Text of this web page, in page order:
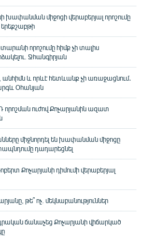
միջոցի վերաբերյալ որոշումը
որոշումը հիմք չի տալիս
Ջհանգիրյան
անհիմն և որևէ հետևանք չի առաջացնում․
Օհանյան
ուժով Քոչարյանին ազատ
միջնորդել են խափանման միջոցը
դադարեցնել
Քոչարյանի դիմումի վերաբերյալ
թե՞ ոչ. մեկնաբանություններ
ճանաչեց Քոչարյանի վիճարկած